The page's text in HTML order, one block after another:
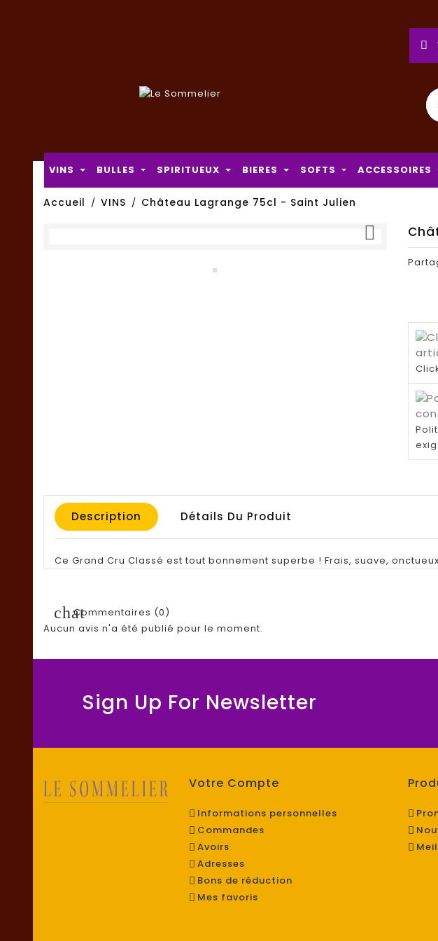
VINS BULLES SPIRITUEUX BIERES SOFTS ACCESSOIRES
Accueil VINS Château Lagrange 75cl - Saint Julien

Description Détails Du Produit
Ce Grand Cru Classé est tout bonnement superbe ! Frais, suave,
chatCommentaires (0)
Aucun avis n'a été publié pour le moment.
Sign Up For Newsletter
Votre Compte
Informations personnelles
Commandes
Avoirs
Adresses
Bons de réduction
Mes favoris